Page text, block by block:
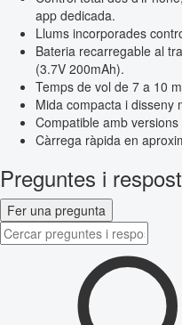
app dedicada.
Llums incorporades
Bateria recarregable al
(3.7V 200mAh).
Temps de vol de 7 a 10
Mida compacta i disseny
Compatible amb
Càrrega ràpida en
Preguntes i
Fer una pregunta